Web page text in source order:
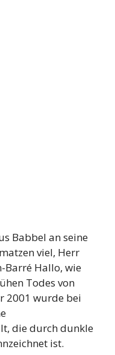
Babbel an seine
viel, Herr
Barré Hallo, wie
Todes von
2001 wurde bei
die durch dunkle
ist.